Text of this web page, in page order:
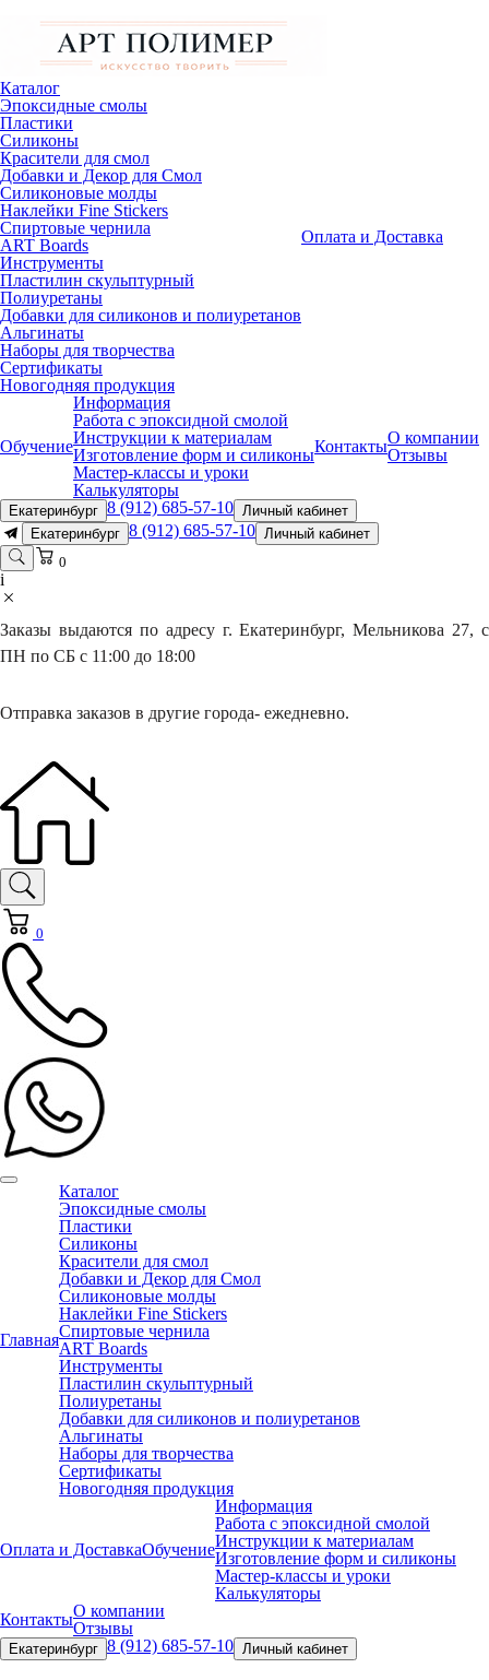
Каталог
Эпоксидные смолы
Пластики
Силиконы
Красители для смол
Добавки и Декор для Смол
Силиконовые молды
Наклейки Fine Stickers
Спиртовые чернила
ART Boards
Инструменты
Пластилин скульптурный
Полиуретаны
Добавки для силиконов и полиуретанов
Альгинаты
Наборы для творчества
Сертификаты
Новогодняя продукция
Оплата и Доставка
Обучение
Информация
Работа с эпоксидной смолой
Инструкции к материалам
Изготовление форм и силиконы
Мастер-классы и уроки
Калькуляторы
КонтактыО компании
Отзывы
Екатеринбург 8 (912) 685-57-10 Личный кабинет
Екатеринбург 8 (912) 685-57-10 Личный кабинет
0
i
Заказы выдаются по адресу г. Екатеринбург, Мельникова 27, с
ПН по СБ с 11:00 до 18:00
Отправка заказов в другие города- ежедневно.
0
Главная
Каталог
Эпоксидные смолы
Пластики
Силиконы
Красители для смол
Добавки и Декор для Смол
Силиконовые молды
Наклейки Fine Stickers
Спиртовые чернила
ART Boards
Инструменты
Пластилин скульптурный
Полиуретаны
Добавки для силиконов и полиуретанов
Альгинаты
Наборы для творчества
Сертификаты
Новогодняя продукция
Оплата и ДоставкаОбучение
Информация
Работа с эпоксидной смолой
Инструкции к материалам
Изготовление форм и силиконы
Мастер-классы и уроки
Калькуляторы
КонтактыО компании
Отзывы
Екатеринбург 8 (912) 685-57-10 Личный кабинет